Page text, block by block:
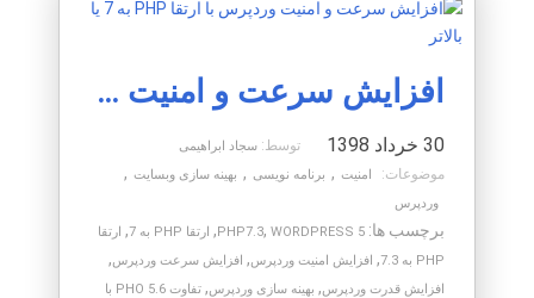
افزایش سرعت و امنیت وردپرس با ارتقا PHP به 7 یا بالاتر
30 خرداد 1398 توسط: سجاد ابراهیمی
موضوعات: امنیت , برنامه نویسی , بهینه سازی وبسایت ,
وردپرس
برچسب ها: PHP7.3, WORDPRESS 5
, ارتقا PHP به 7 , ارتقا
PHP به 7.3
, افزایش امنیت وردپرس, افزایش سرعت وردپرس,
افزایش قدرت وردپرس, بهینه سازی وردپرس,
تفاوت PHO 5.6 با